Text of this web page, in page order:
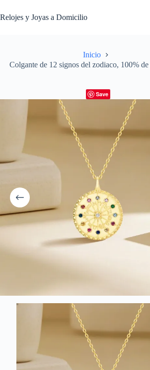
Relojes y Joyas a Domicilio
Inicio
Colgante de 12 signos del zodiaco, 100%
Save